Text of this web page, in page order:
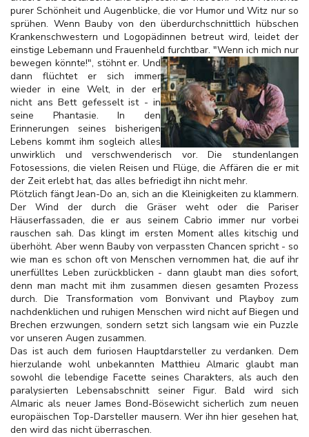
purer Schönheit und Augenblicke, die vor Humor und Witz nur so
sprühen. Wenn Bauby von den überdurchschnittlich hübschen
Krankenschwestern und Logopädinnen betreut wird, leidet der
einstige Lebemann und Frauenheld furchtbar. "Wenn ich mich nur
bewegen könnte!", stöhnt er. Und
dann flüchtet er sich immer
wieder in eine Welt, in der er
nicht ans Bett gefesselt ist - in
seine Phantasie. In den
Erinnerungen seines bisherigen
Lebens kommt ihm sogleich alles
unwirklich und verschwenderisch vor. Die stundenlangen
Fotosessions, die vielen Reisen und Flüge, die Affären die er mit
der Zeit erlebt hat, das alles befriedigt ihn nicht mehr.
Plötzlich fängt Jean-Do an, sich an die Kleinigkeiten zu klammern.
Der Wind der durch die Gräser weht oder die Pariser
Häuserfassaden, die er aus seinem Cabrio immer nur vorbei
rauschen sah. Das klingt im ersten Moment alles kitschig und
überhöht. Aber wenn Bauby von verpassten Chancen spricht - so
wie man es schon oft von Menschen vernommen hat, die auf ihr
unerfülltes Leben zurückblicken - dann glaubt man dies sofort,
denn man macht mit ihm zusammen diesen gesamten Prozess
durch. Die Transformation vom Bonvivant und Playboy zum
nachdenklichen und ruhigen Menschen wird nicht auf Biegen und
Brechen erzwungen, sondern setzt sich langsam wie ein Puzzle
vor unseren Augen zusammen.
Das ist auch dem furiosen Hauptdarsteller zu verdanken. Dem
hierzulande wohl unbekannten Matthieu Almaric glaubt man
sowohl die lebendige Facette seines Charakters, als auch den
paralysierten Lebensabschnitt seiner Figur. Bald wird sich
Almaric als neuer James Bond-Bösewicht sicherlich zum neuen
europäischen Top-Darsteller mausern. Wer ihn hier gesehen hat,
den wird das nicht überraschen.